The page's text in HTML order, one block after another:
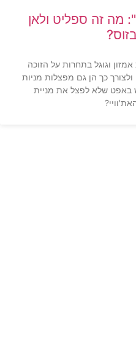
מה זה ספליט ולאן
וגוגל בתחרות על הזוכה
כך הן גם מפצלות מניות
באפט שלא לפצל את מניית